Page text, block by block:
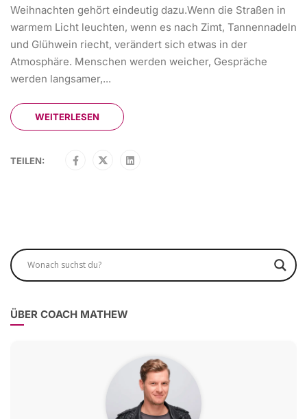
Weihnachten gehört eindeutig dazu.Wenn die Straßen in
warmem Licht leuchten, wenn es nach Zimt, Tannennadeln
und Glühwein riecht, verändert sich etwas in der
Atmosphäre. Menschen werden weicher, Gespräche
werden langsamer,...
WEITERLESEN
TEILEN:
ÜBER COACH MATHEW